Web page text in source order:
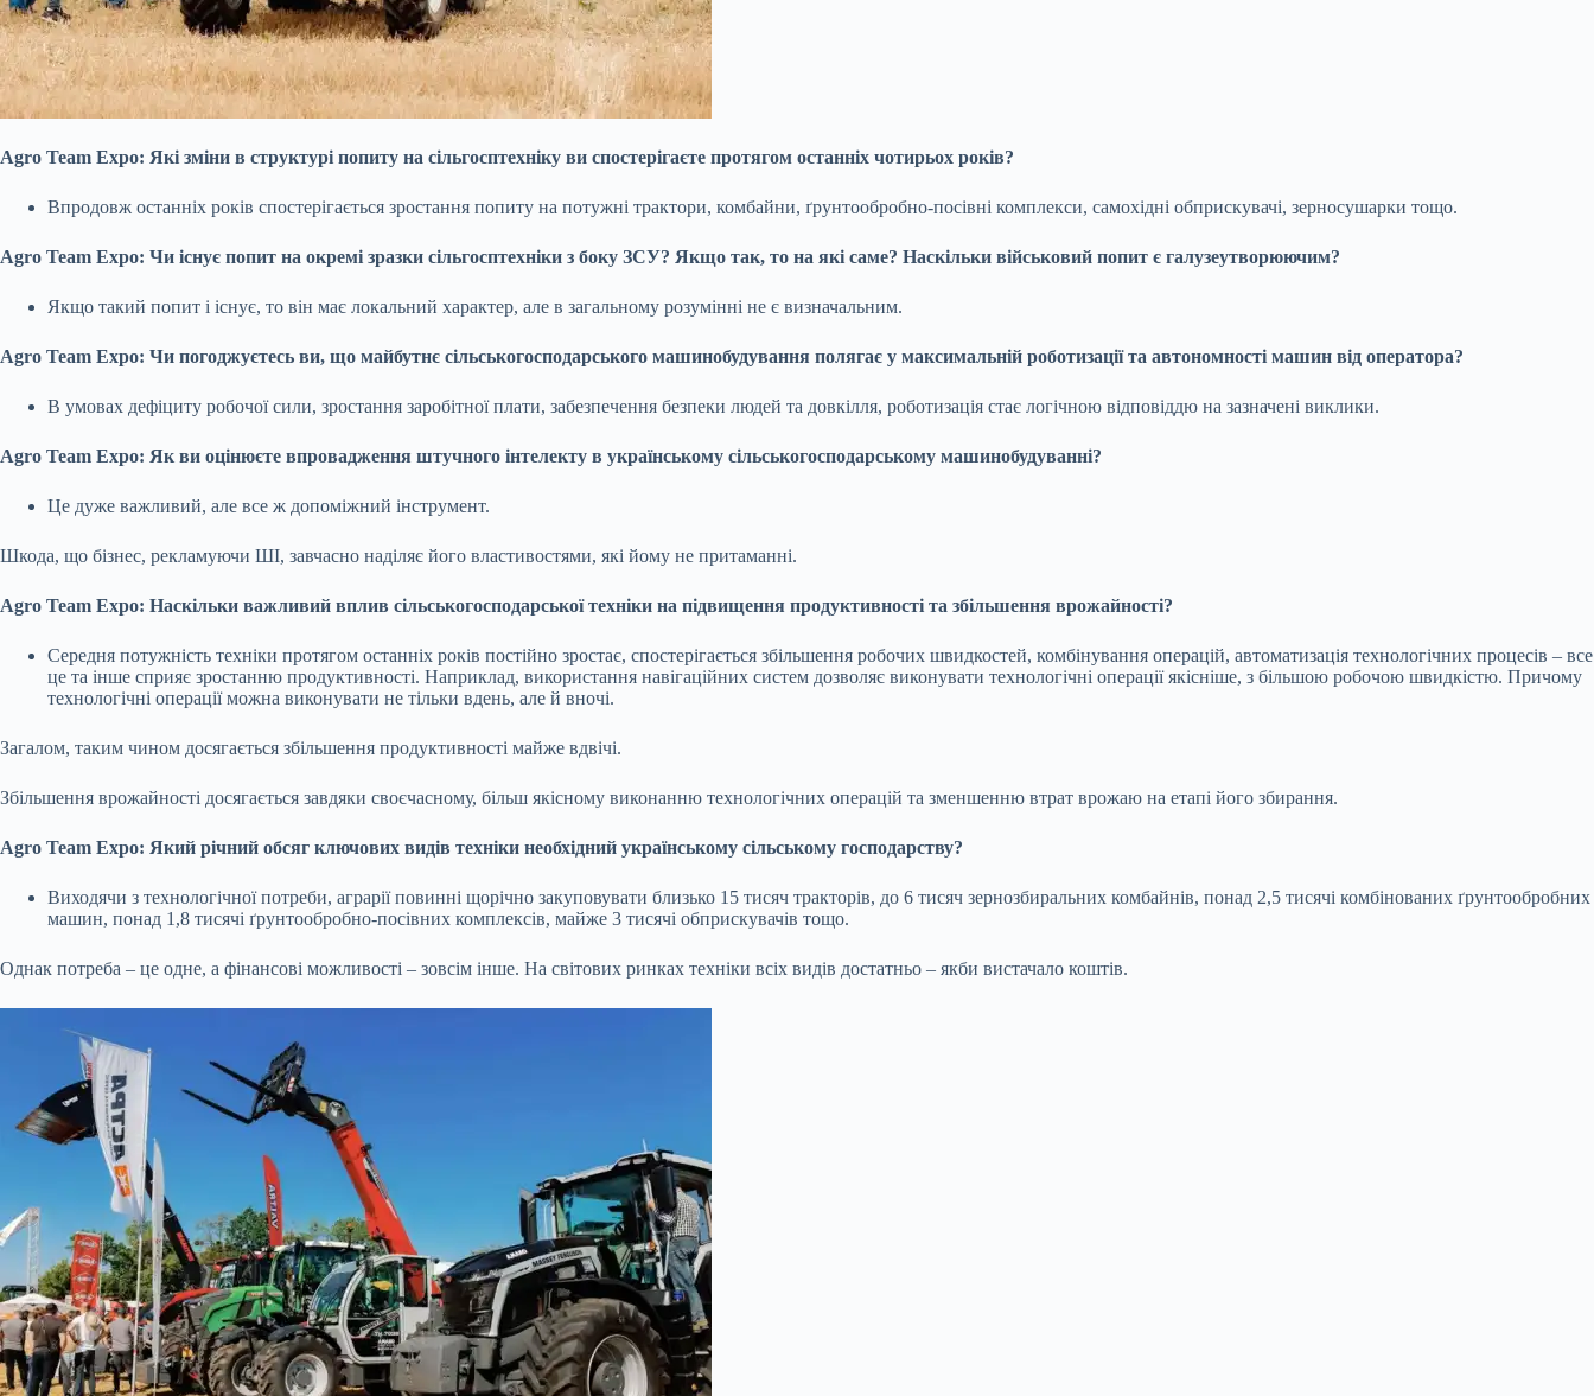
Agro Team Expo: Які зміни в структурі попиту на сільгосптехніку ви спостерігаєте протягом останніх чотирьох років?
Впродовж останніх років спостерігається зростання попиту на потужні трактори, комбайни, ґрунтообробно-посівні комплекси, самохідні обприскувачі, зерносушарки тощо.
Agro Team Expo: Чи існує попит на окремі зразки сільгосптехніки з боку ЗСУ? Якщо так, то на які саме? Наскільки військовий попит є галузеутворюючим?
Якщо такий попит і існує, то він має локальний характер, але в загальному розумінні не є визначальним.
Agro Team Expo: Чи погоджуєтесь ви, що майбутнє сільськогосподарського машинобудування полягає у максимальній роботизації та автономності машин від оператора?
В умовах дефіциту робочої сили, зростання заробітної плати, забезпечення безпеки людей та довкілля, роботизація стає логічною відповіддю на зазначені виклики.
Agro Team Expo: Як ви оцінюєте впровадження штучного інтелекту в українському сільськогосподарському машинобудуванні?
Це дуже важливий, але все ж допоміжний інструмент.
Шкода, що бізнес, рекламуючи ШІ, завчасно наділяє його властивостями, які йому не притаманні.
Agro Team Expo: Наскільки важливий вплив сільськогосподарської техніки на підвищення продуктивності та збільшення врожайності?
Середня потужність техніки протягом останніх років постійно зростає, спостерігається збільшення робочих швидкостей, комбінування операцій, автоматизація технологічних процесів – все
це та інше сприяє зростанню продуктивності. Наприклад, використання навігаційних систем дозволяє виконувати технологічні операції якісніше, з більшою робочою швидкістю. Причому
технологічні операції можна виконувати не тільки вдень, але й вночі.
Загалом, таким чином досягається збільшення продуктивності майже вдвічі.
Збільшення врожайності досягається завдяки своєчасному, більш якісному виконанню технологічних операцій та зменшенню втрат врожаю на етапі його збирання.
Agro Team Expo: Який річний обсяг ключових видів техніки необхідний українському сільському господарству?
Виходячи з технологічної потреби, аграрії повинні щорічно закуповувати близько 15 тисяч тракторів, до 6 тисяч зернозбиральних комбайнів, понад 2,5 тисячі комбінованих ґрунтообробних
машин, понад 1,8 тисячі ґрунтообробно-посівних комплексів, майже 3 тисячі обприскувачів тощо.
Однак потреба – це одне, а фінансові можливості – зовсім інше. На світових ринках техніки всіх видів достатньо – якби вистачало коштів.